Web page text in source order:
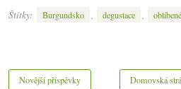
Štítky:
Burgundsko , degustace ,
Novější příspěvky Domovská